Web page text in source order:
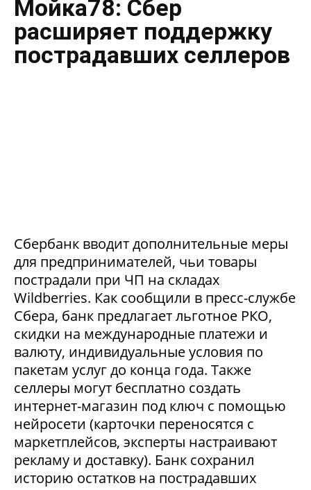
Мойка78: Сбер
расширяет поддержку
пострадавших селлеров
Сбербанк вводит дополнительные меры
для предпринимателей, чьи товары
пострадали при ЧП на складах
Wildberries. Как сообщили в пресс-службе
Сбера, банк предлагает льготное РКО,
скидки на международные платежи и
валюту, индивидуальные условия по
пакетам услуг до конца года. Также
селлеры могут бесплатно создать
интернет-магазин под ключ с помощью
нейросети (карточки переносятся с
маркетплейсов, эксперты настраивают
рекламу и доставку). Банк сохранил
историю остатков на пострадавших